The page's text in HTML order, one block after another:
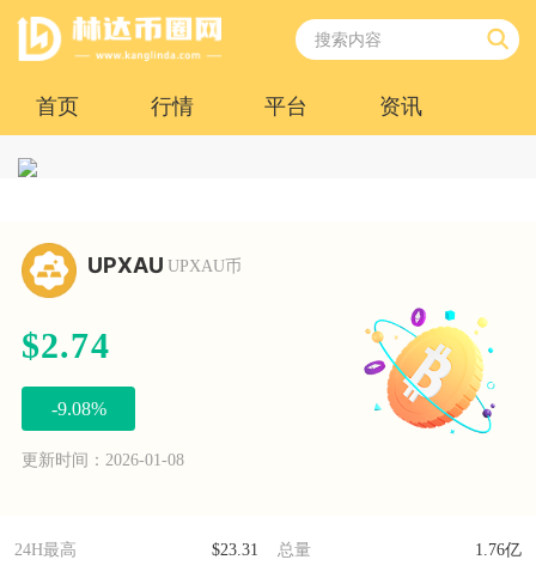
首页 行情 平台 资讯
UPXAU UPXAU币
$2.74
-9.08%
更新时间：2026-01-08
24H最高 $23.31 总量 1.76亿